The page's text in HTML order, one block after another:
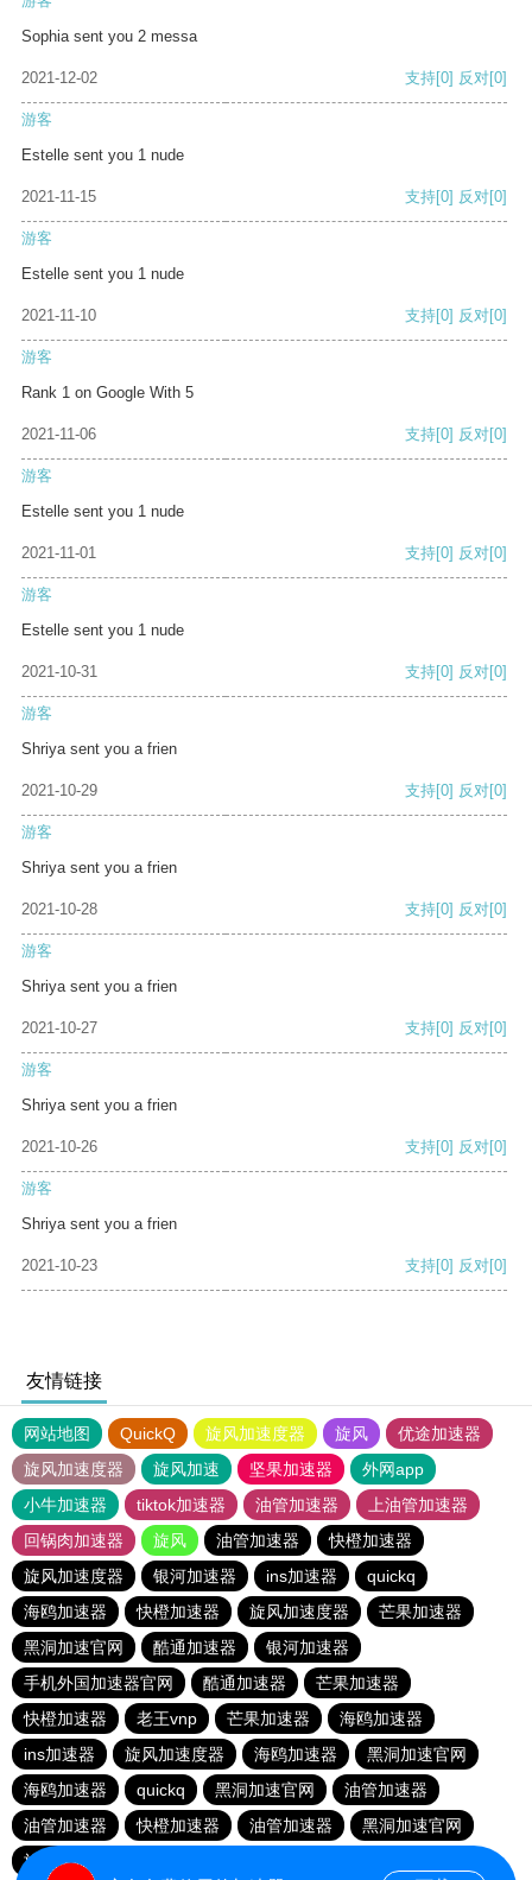
Sophia sent you 2 messa
2021-12-02 支持[0] 反对[0]
游客
Estelle sent you 1 nude
2021-11-15 支持[0] 反对[0]
游客
Estelle sent you 1 nude
2021-11-10 支持[0] 反对[0]
游客
Rank 1 on Google With 5
2021-11-06 支持[0] 反对[0]
游客
Estelle sent you 1 nude
2021-11-01 支持[0] 反对[0]
游客
Estelle sent you 1 nude
2021-10-31 支持[0] 反对[0]
游客
Shriya sent you a frien
2021-10-29 支持[0] 反对[0]
游客
Shriya sent you a frien
2021-10-28 支持[0] 反对[0]
游客
Shriya sent you a frien
2021-10-27 支持[0] 反对[0]
游客
Shriya sent you a frien
2021-10-26 支持[0] 反对[0]
游客
Shriya sent you a frien
2021-10-23 支持[0] 反对[0]
友情链接
网站地图 QuickQ 旋风加速度器 旋风
优途加速器
旋风加速度器
旋风加速 坚果加速器
外网app
小牛加速器
tiktok加速器 油管加速器
上油管加速器
回锅肉加速器
旋风 油管加速器
快橙加速器
旋风加速度器
银河加速器 ins加速器
quickq
海鸥加速器
快橙加速器 旋风加速度器
芒果加速器
黑洞加速官网
酷通加速器
银河加速器
手机外国加速器官网
酷通加速器
芒果加速器
快橙加速器
老王vnp 芒果加速器
海鸥加速器
ins加速器
旋风加速度器 海鸥加速器
黑洞加速官网
海鸥加速器
quickq 黑洞加速官网
油管加速器
油管加速器
快橙加速器 油管加速器
黑洞加速官网
旋风加速度器